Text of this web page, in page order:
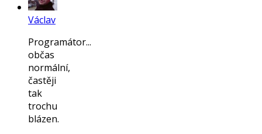
Václav
Programátor...
občas
normální,
častěji
tak
trochu
blázen.